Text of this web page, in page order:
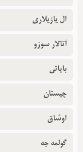
ال یازیلاری
آتالار سوزو
بایاتی
چیستان
اوشاق
گولمه جه